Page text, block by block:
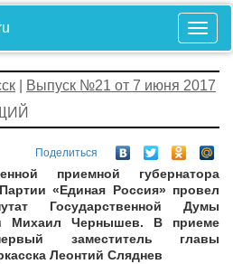
Выпуск №21 от 7 июня 2017
Поделиться
приемной губернатора
«Единая Россия» провел
Государственной Думы
Михаил Чернышев. В приеме
заместитель главы
Леонтий Сляднев